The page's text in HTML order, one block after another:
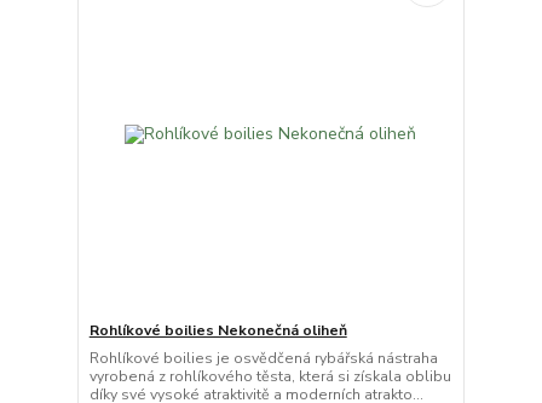
Rohlíkové boilies Nekonečná oliheň
Rohlíkové boilies je osvědčená rybářská nástraha
vyrobená z rohlíkového těsta, která si získala oblibu
díky své vysoké atraktivitě a moderních atrakto...